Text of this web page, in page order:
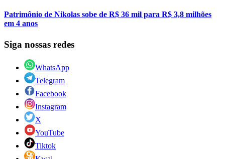
Patrimônio de Nikolas sobe de R$ 36 mil para R$ 3,8 milhões
em 4 anos
Siga nossas redes
WhatsApp
Telegram
Facebook
Instagram
X
YouTube
Tiktok